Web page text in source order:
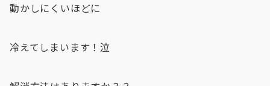
動かしにくいほどに
冷えてしまいます！泣